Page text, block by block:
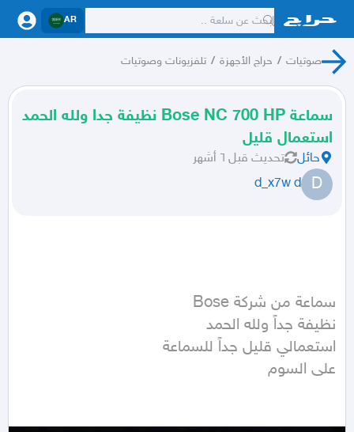
AR
صوتيات / حراج الأجهزة / تلفزيونات وصوتيات
سماعة Bose NC 700 HP نظيفة جدا ولله الحمد
استعمال قليل
حائل تحديث قبل ٦ أشهر
D
d_x7w d
على السوم